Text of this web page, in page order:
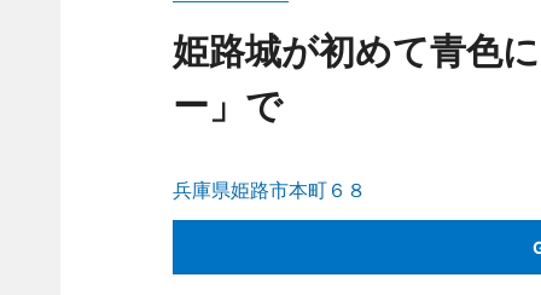
姫路城が初めて青色
ー」で
兵庫県姫路市本町６８